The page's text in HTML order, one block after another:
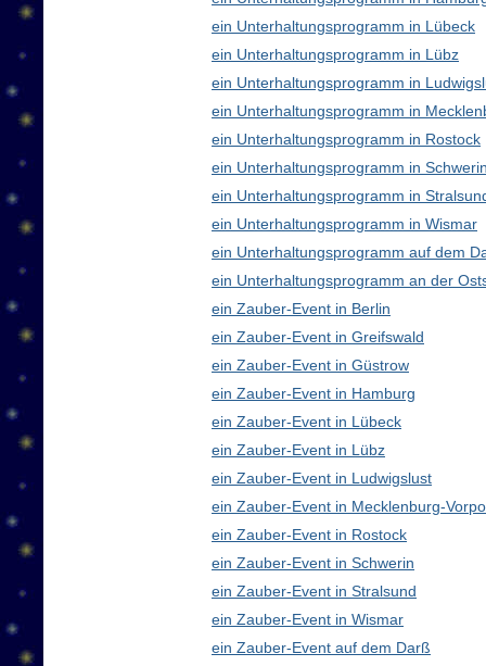
ein Unterhaltungsprogramm in Lübeck
ein Unterhaltungsprogramm in Lübz
ein Unterhaltungsprogramm in
ein Unterhaltungsprogramm in
ein Unterhaltungsprogramm in Rostock
ein Unterhaltungsprogramm in
ein Unterhaltungsprogramm in
ein Unterhaltungsprogramm in Wismar
ein Unterhaltungsprogramm auf dem
ein Unterhaltungsprogramm an der
ein Zauber-Event in Berlin
ein Zauber-Event in Greifswald
ein Zauber-Event in Güstrow
ein Zauber-Event in Hamburg
ein Zauber-Event in Lübeck
ein Zauber-Event in Lübz
ein Zauber-Event in Ludwigslust
ein Zauber-Event in Mecklenburg-
ein Zauber-Event in Rostock
ein Zauber-Event in Schwerin
ein Zauber-Event in Stralsund
ein Zauber-Event in Wismar
ein Zauber-Event auf dem Darß